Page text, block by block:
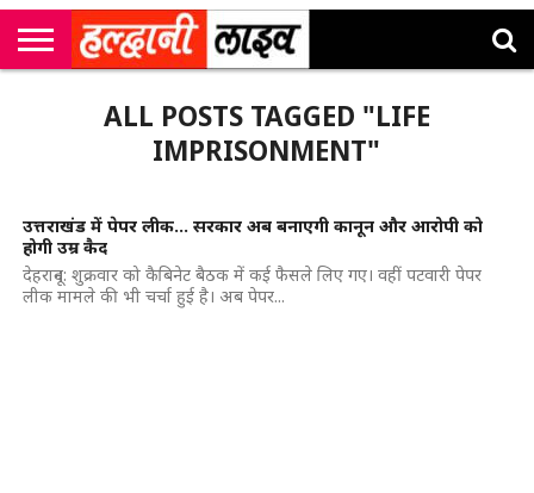
ALL POSTS TAGGED "LIFE
IMPRISONMENT"
उत्तराखंड में पेपर लीक… सरकार अब बनाएगी कानून और आरोपी को
होगी उम्र कैद
देहरादून: शुक्रवार को कैबिनेट बैठक में कई फैसले लिए गए। वहीं पटवारी पेपर
लीक मामले की भी चर्चा हुई है। अब पेपर...